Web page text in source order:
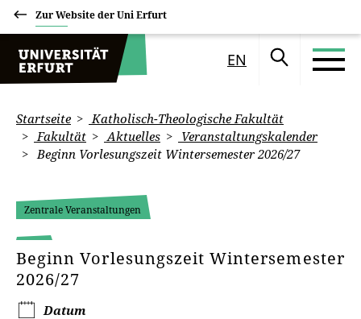
Zur Website der Uni Erfurt
EN
Startseite
Katholisch-Theologische Fakultät
Fakultät
Aktuelles
Veranstaltungskalender
Beginn Vorlesungszeit Wintersemester 2026/27
Zentrale Veranstaltungen
Beginn Vorlesungszeit Wintersemester
2026/27
Datum